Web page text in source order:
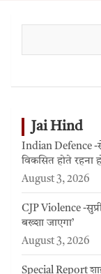
Jai Hind
Indian Defence -
विकसित होते रहना
August 3, 2026
CJP Violence -
बख्शा जाएगा’
August 3, 2026
Special Report